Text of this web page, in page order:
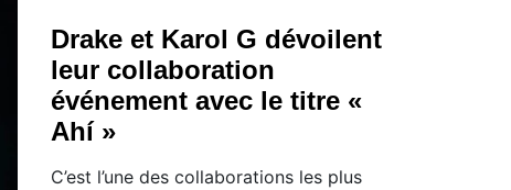
Drake et Karol G dévoilent
leur collaboration
événement avec le titre «
Ahí »
C’est l’une des collaborations les plus